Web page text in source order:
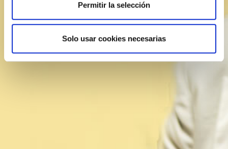
Permitir la selección
Solo usar cookies necesarias
política de privacidad
Localización